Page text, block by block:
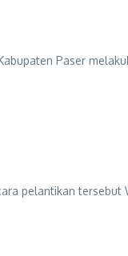
Paser
pelantikan tersebut